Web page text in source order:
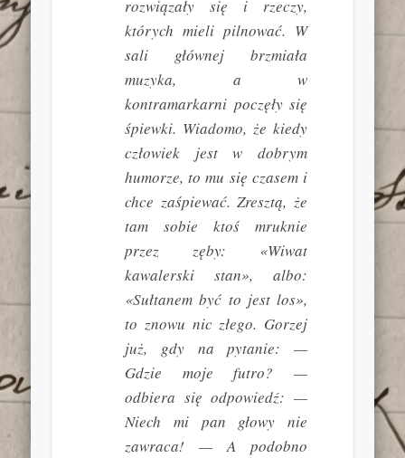
rozwiązały się i rzeczy,
których mieli pilnować. W
sali głównej brzmiała
muzyka, a w
kontramarkarni poczęły się
śpiewki. Wiadomo, że kiedy
człowiek jest w dobrym
humorze, to mu się czasem i
chce zaśpiewać. Zresztą, że
tam sobie ktoś mruknie
przez zęby: «Wiwat
kawalerski stan», albo:
«Sułtanem być to jest los»,
to znowu nic złego. Gorzej
już, gdy na pytanie: —
Gdzie moje futro? —
odbiera się odpowiedź: —
Niech mi pan głowy nie
zawraca! — A podobno